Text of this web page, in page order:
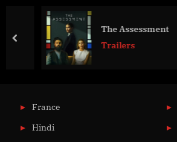
The Assessment
Trailers
prev
France
Hindi